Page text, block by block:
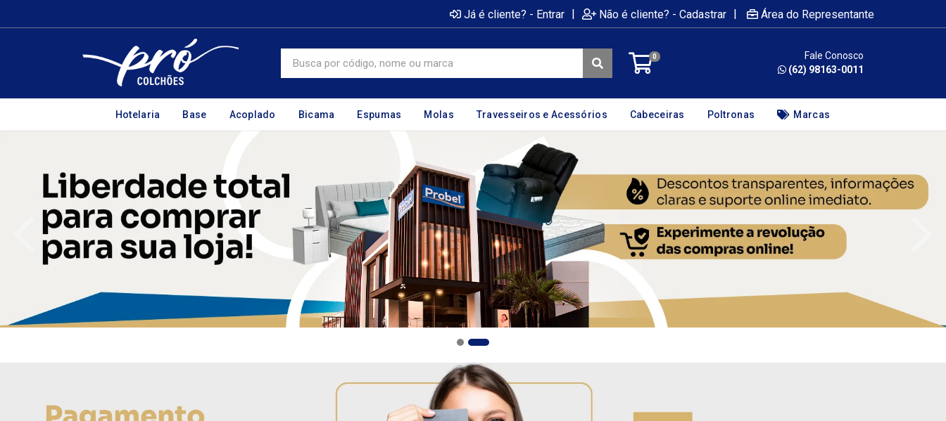
Já é cliente? - Entrar | Não é cliente? - Cadastrar | Área do Representante
0
Fale Conosco
(62) 98163-0011
Hotelaria Base Acoplado Bicama Espumas Molas Travesseiros e Acessórios Cabeceiras Poltronas Marcas